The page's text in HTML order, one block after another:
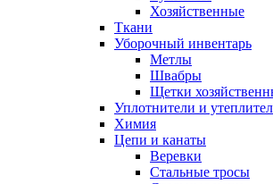
Хозяйственные
Ткани
Уборочный инвентарь
Метлы
Швабры
Щетки
Уплотнители и
Химия
Цепи и канаты
Веревки
Стальные тросы